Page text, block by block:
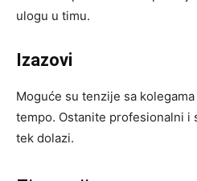
ulogu u timu.
Izazovi
Moguće su tenzije sa
tempo. Ostanite profesionalni i
tek dolazi.